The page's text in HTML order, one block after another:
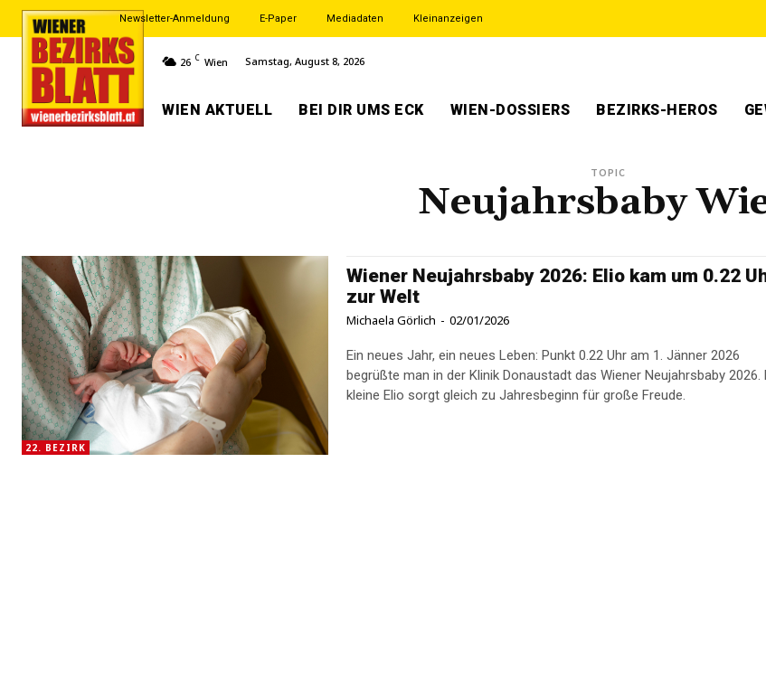
Newsletter-Anmeldung E-Paper Mediadaten Kleinanzeigen
26 C Wien Samstag, August 8, 2026
WIEN AKTUELL BEI DIR UMS ECK WIEN-DOSSIERS BEZIRKS-HEROS
TOPIC
Neujahrsbaby
22. BEZIRK
Wiener Neujahrsbaby 2026: Elio kam um 0.22
zur Welt
Michaela Görlich - 02/01/2026
Ein neues Jahr, ein neues Leben: Punkt 0.22 Uhr am 1. Jänner 2026
begrüßte man in der Klinik Donaustadt das Wiener Neujahrsbaby 2026.
kleine Elio sorgt gleich zu Jahresbeginn für große Freude.